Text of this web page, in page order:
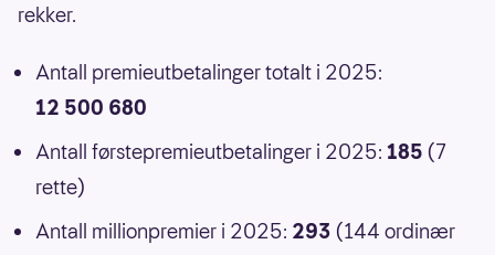
rekker.
Antall premieutbetalinger totalt i 2025:
12 500 680
Antall førstepremieutbetalinger i 2025: 185 (7
rette)
Antall millionpremier i 2025: 293 (144 ordinær